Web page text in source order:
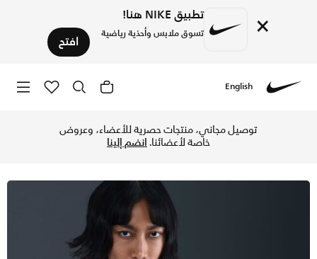
× تطبيق NIKE هنا!
تسوق ملابس وأحذية رياضية افتح
English
توصيل مجاني، منتجات حصرية للأعضاء، وعروض
خاصة لأعضائنا.انضم إلينا